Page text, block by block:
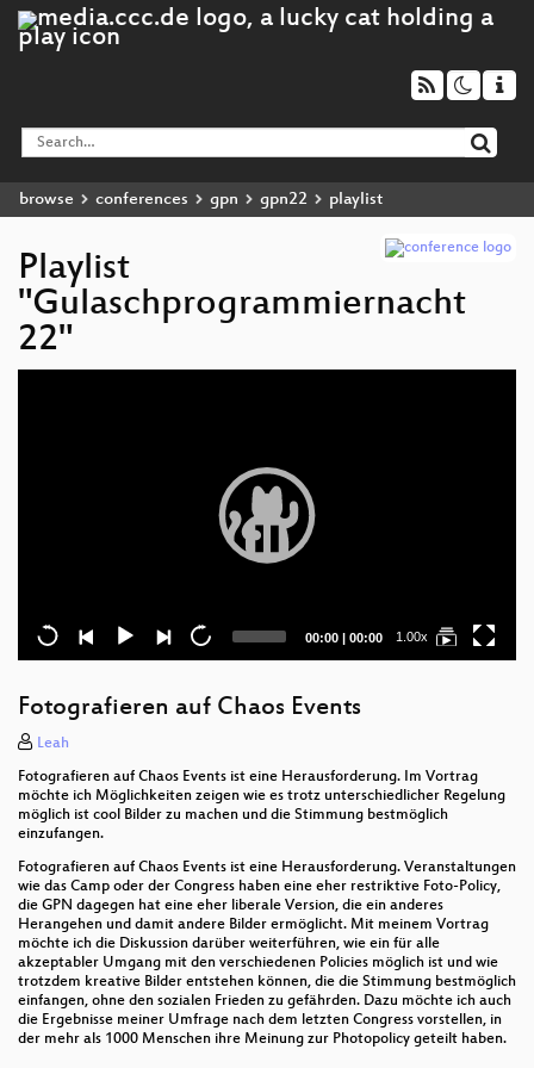
browse conferences gpn gpn22 playlist
Playlist
"Gulaschprogrammiernacht
22"
Current
00:00 | Total
00:00 1.00x
Fotografieren auf Chaos Events
Leah
Fotografieren auf Chaos Events ist eine Herausforderung. Im Vortrag
möchte ich Möglichkeiten zeigen wie es trotz unterschiedlicher Regelung
möglich ist cool Bilder zu machen und die Stimmung bestmöglich
einzufangen.
Fotografieren auf Chaos Events ist eine Herausforderung. Veranstaltungen
wie das Camp oder der Congress haben eine eher restriktive Foto-Policy,
die GPN dagegen hat eine eher liberale Version, die ein anderes
Herangehen und damit andere Bilder ermöglicht. Mit meinem Vortrag
möchte ich die Diskussion darüber weiterführen, wie ein für alle
akzeptabler Umgang mit den verschiedenen Policies möglich ist und wie
trotzdem kreative Bilder entstehen können, die die Stimmung bestmöglich
einfangen, ohne den sozialen Frieden zu gefährden. Dazu möchte ich auch
die Ergebnisse meiner Umfrage nach dem letzten Congress vorstellen, in
der mehr als 1000 Menschen ihre Meinung zur Photopolicy geteilt haben.